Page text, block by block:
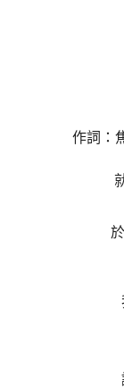
作詞：